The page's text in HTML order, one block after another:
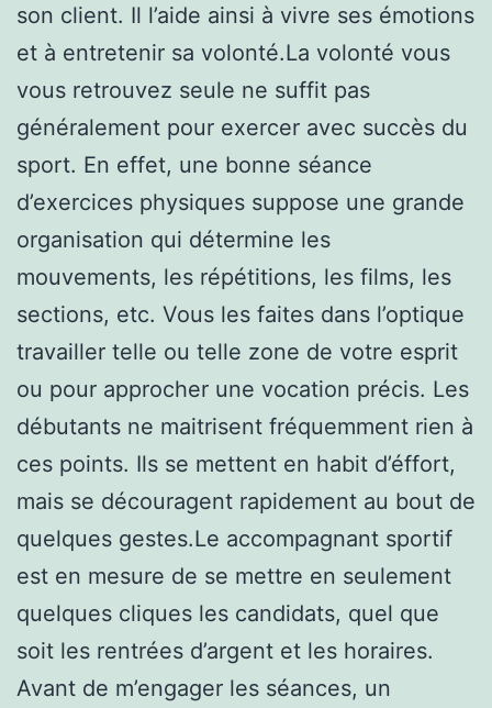
son client. Il l’aide ainsi à vivre ses émotions
et à entretenir sa volonté.La volonté vous
vous retrouvez seule ne suffit pas
généralement pour exercer avec succès du
sport. En effet, une bonne séance
d’exercices physiques suppose une grande
organisation qui détermine les
mouvements, les répétitions, les films, les
sections, etc. Vous les faites dans l’optique
travailler telle ou telle zone de votre esprit
ou pour approcher une vocation précis. Les
débutants ne maitrisent fréquemment rien à
ces points. Ils se mettent en habit d’éffort,
mais se découragent rapidement au bout de
quelques gestes.Le accompagnant sportif
est en mesure de se mettre en seulement
quelques cliques les candidats, quel que
soit les rentrées d’argent et les horaires.
Avant de m’engager les séances, un